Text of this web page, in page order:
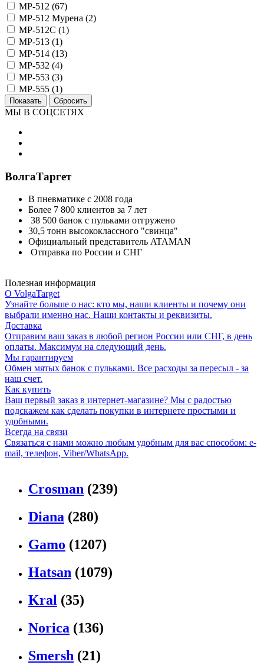
МР-512 (67)
МР-512 Мурена (2)
МР-512С (1)
МР-513 (1)
МР-514 (13)
МР-532 (4)
МР-553 (3)
МР-555 (1)
МЫ В СОЦСЕТЯХ
ВолгаТаргет
В пневматике с 2008 года
Более 7 800 клиентов за 7 лет
38 500 банок с пульками отгружено
30,5 тонн высококлассного "свинца"
Официальный представитель ATAMAN
Отправка по России и СНГ
Полезная информация
О VolgaTarget
Узнайте больше о нас: кто мы, наши клиенты и почему они
выбрали именно нас. Наши контакты и реквизиты.
Доставка
Отправим ваш заказ в любой регион России или СНГ, в день
оплаты. Максимум на следующий день.
Мы гарантируем
Обмен мятых банок с пульками. Все расходы за пересыл - за
наш счет.
Как купить
Ваш первый заказ в интернет-магазине? Мы с радостью
подскажем как сделать покупки в интернете простыми и
удобными.
Всегда на связи
Связаться с нами можно любым удобным для вас способом: e-
mail, телефон, Viber/WhatsApp.
Crosman (239)
Diana (280)
Gamo (1207)
Hatsan (1079)
Kral (35)
Norica (136)
Smersh (21)